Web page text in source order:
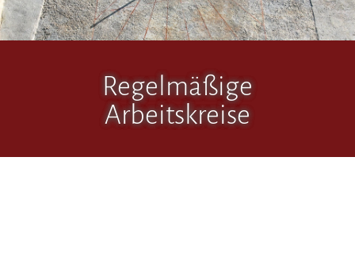
Regelmäßige
Arbeitskreise